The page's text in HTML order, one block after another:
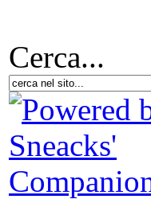
Cerca...